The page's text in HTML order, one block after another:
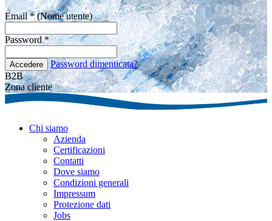
Email *(Nome utente)
Password *
Accedere
Password dimenticata?
B2B
Zona cliente
Chi siamo
Azienda
Certificazioni
Contatti
Dove siamo
Condizioni generali
Impressum
Protezione dati
Jobs